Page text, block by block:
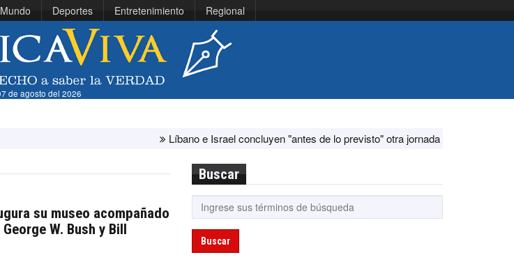
Mundo Deportes Entretenimiento Regional
de agosto del 2026
Líbano e Israel concluyen "antes de lo previsto" otra jornada de diálogo por
su museo acompañado
W. Bush y Bill
Buscar
Buscar